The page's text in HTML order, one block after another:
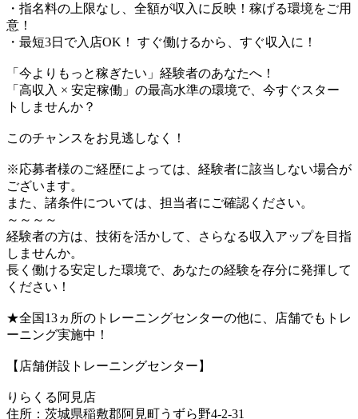
・指名料の上限なし、全額が収入に反映！稼げる環境をご用
意！
・最短3日で入店OK！ すぐ働けるから、すぐ収入に！
「今よりもっと稼ぎたい」経験者のあなたへ！
「高収入 × 安定稼働」の最高水準の環境で、今すぐスター
トしませんか？
このチャンスをお見逃しなく！
※応募者様のご経歴によっては、経験者に該当しない場合が
ございます。
また、諸条件については、担当者にご確認ください。
～～～～
経験者の方は、技術を活かして、さらなる収入アップを目指
しませんか。
長く働ける安定した環境で、あなたの経験を存分に発揮して
ください！
★全国13ヵ所のトレーニングセンターの他に、店舗でもトレ
ーニング実施中！
【店舗併設トレーニングセンター】
りらくる阿見店
住所：茨城県稲敷郡阿見町うずら野4-2-31